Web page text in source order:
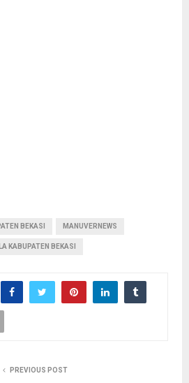
BEKASI MANUVERNEWS
KABUPATEN BEKASI
PREVIOUS POST